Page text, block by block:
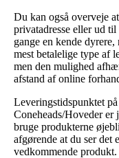
Du kan også overveje
privatadresse eller ud
gange en kende
mest betalelige type af
men den mulighed
afstand af online
Leveringstidspunktet
Coneheads/Hoveder er
bruge produkterne
afgørende at du ser det
vedkommende produkt.